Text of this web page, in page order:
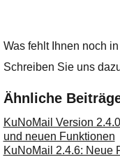
Was fehlt Ihnen noch
Schreiben Sie uns
Ähnliche
KuNoMail Version
und neuen Funktionen
KuNoMail 2.4.6: Neue